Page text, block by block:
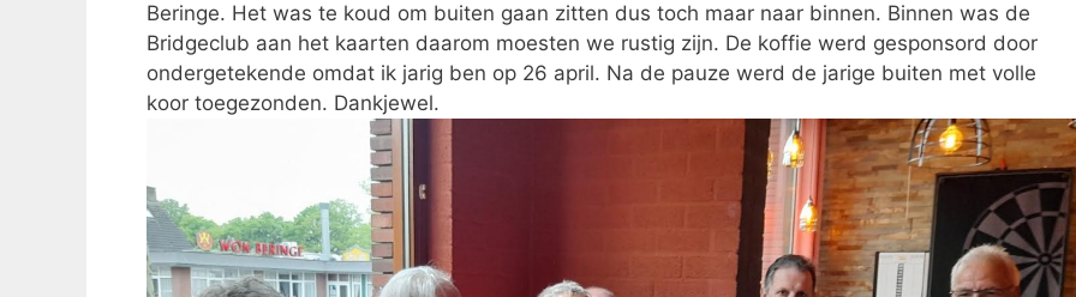
Beringe. Het was te koud om buiten gaan zitten dus toch maar naar binnen. Binnen was de
Bridgeclub aan het kaarten daarom moesten we rustig zijn. De koffie werd gesponsord door
ondergetekende omdat ik jarig ben op 26 april. Na de pauze werd de jarige buiten met volle
koor toegezonden. Dankjewel.